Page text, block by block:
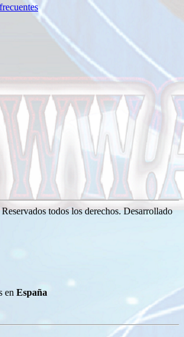
todos los derechos. Desarrollado
en España